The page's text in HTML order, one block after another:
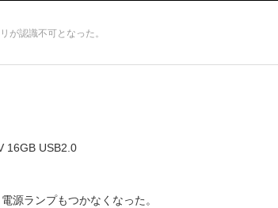
が認識不可となった。
16GB USB2.0
源ランプもつかなくなった。